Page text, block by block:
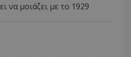
να μοιάζει με το 1929